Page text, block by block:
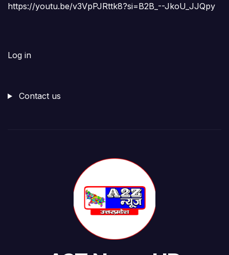
https://youtu.be/v3VpPJRttk8?si=B2B_--JkoU_JJQpy
Log in
Contact us